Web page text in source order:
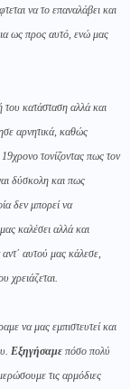
να το επαναλάβει και
ως προς αυτό, ενώ μας
του κατάσταση αλλά και
αρνητικά, καθώς
19χρονο τονίζοντας πως τον
δύσκολη και πως
δεν μπορεί να
καλέσει αλλά και
αυτού μας κάλεσε,
χρειάζεται.
να μας εμπιστευτεί και
Εξηγήσαμε πόσο πολύ
τις αρμόδιες